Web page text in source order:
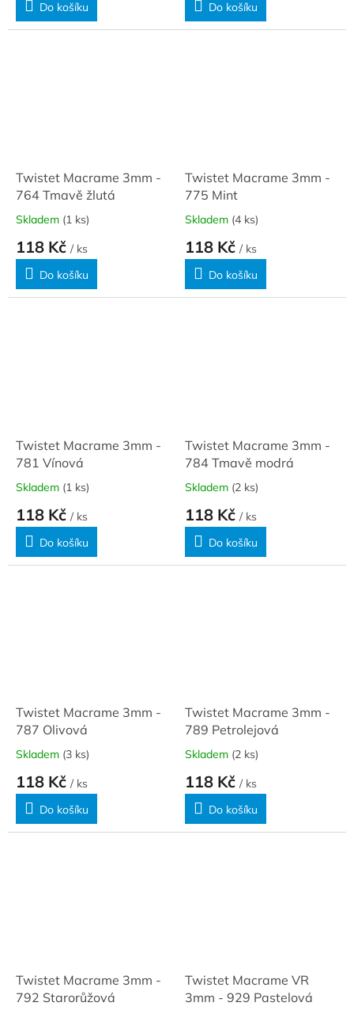
Do košíku Do košíku
Twistet Macrame 3mm -
764 Tmavě žlutá
Skladem (1 ks)
118 Kč / ks
Do košíku
Twistet Macrame 3mm -
775 Mint
Skladem (4 ks)
118 Kč / ks
Do košíku
Twistet Macrame 3mm -
781 Vínová
Skladem (1 ks)
118 Kč / ks
Do košíku
Twistet Macrame 3mm -
784 Tmavě modrá
Skladem (2 ks)
118 Kč / ks
Do košíku
Twistet Macrame 3mm -
787 Olivová
Skladem (3 ks)
118 Kč / ks
Do košíku
Twistet Macrame 3mm -
789 Petrolejová
Skladem (2 ks)
118 Kč / ks
Do košíku
Twistet Macrame 3mm -
792 Starorůžová
Twistet Macrame VR
3mm - 929 Pastelová